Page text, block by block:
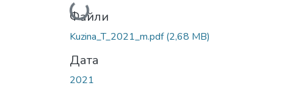
Вантажиться...
Файли
Kuzina_T_2021_m.pdf(2,68 MB)
Дата
2021